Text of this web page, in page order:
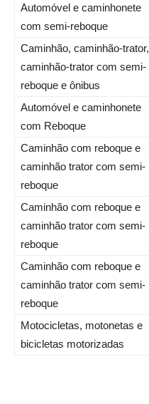
Automóvel e caminhonete
com semi-reboque
Caminhão, caminhão-trator,
caminhão-trator com semi-
reboque e ônibus
Automóvel e caminhonete
com Reboque
Caminhão com reboque e
caminhão trator com semi-
reboque
Caminhão com reboque e
caminhão trator com semi-
reboque
Caminhão com reboque e
caminhão trator com semi-
reboque
Motocicletas, motonetas e
bicicletas motorizadas